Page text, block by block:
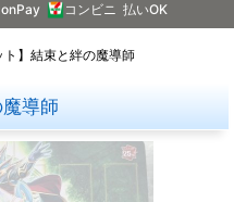
コンビニ 払いOK
ト】結束と絆の魔導師
導師